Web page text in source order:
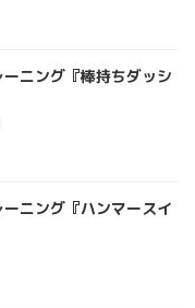
ニング『棒持ちダッシ
ニング『ハンマースイ